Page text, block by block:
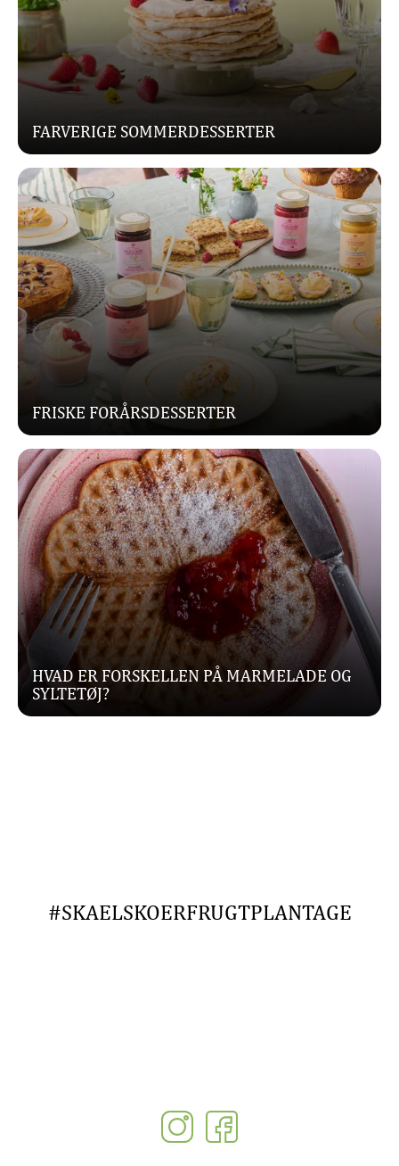
FARVERIGE SOMMERDESSERTER
FRISKE FORÅRSDESSERTER
HVAD ER FORSKELLEN PÅ MARMELADE OG
SYLTETØJ?
#SKAELSKOERFRUGTPLANTAGE